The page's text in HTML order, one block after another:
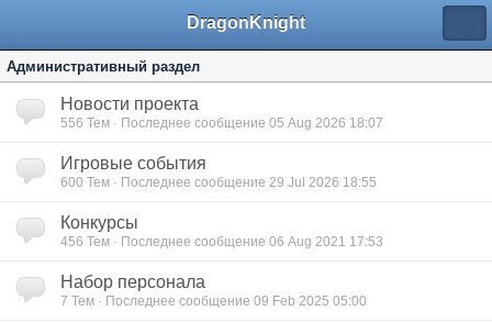
DragonKnight
Административный раздел
Новости проекта
556 Тем · Последнее сообщение 05 Aug 2026 18:07
Игровые события
600 Тем · Последнее сообщение 29 Jul 2026 18:55
Конкурсы
456 Тем · Последнее сообщение 06 Aug 2021 17:53
Набор персонала
7 Тем · Последнее сообщение 09 Feb 2025 05:00